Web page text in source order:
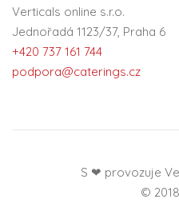
Verticals online s.r.o.
Jednořadá 1123/37, Praha 6
+420 737 161 744
podpora@caterings.cz
S ❤ provozuje
©